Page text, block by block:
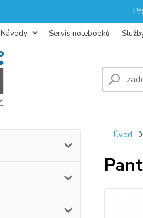
Návody Servis notebooků
Úvod